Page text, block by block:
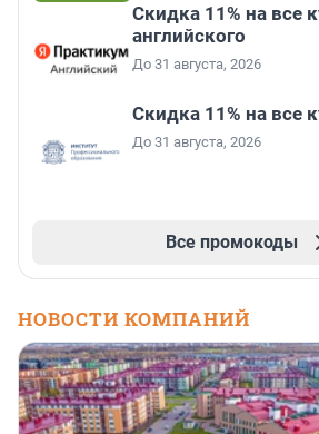
Скидка 11% на все
английского
До 31 августа, 2026
Скидка 11% на все
До 31 августа, 2026
Все промокоды
НОВОСТИ КОМПАНИЙ